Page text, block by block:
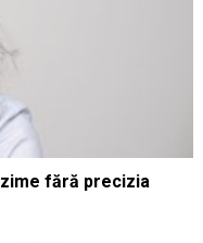
fără precizia